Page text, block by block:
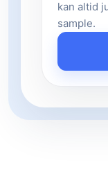
kan altid
sample.